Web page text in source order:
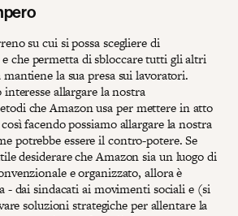
su cui si possa scegliere di
che permetta di sbloccare tutti gli altri
la sua presa sui lavoratori.
allargare la nostra
che Amazon usa per mettere in atto
facendo possiamo allargare la nostra
potrebbe essere il contro-potere. Se
desiderare che Amazon sia un luogo di
e organizzato, allora è
- dai sindacati ai movimenti sociali e (si
soluzioni strategiche per allentare la